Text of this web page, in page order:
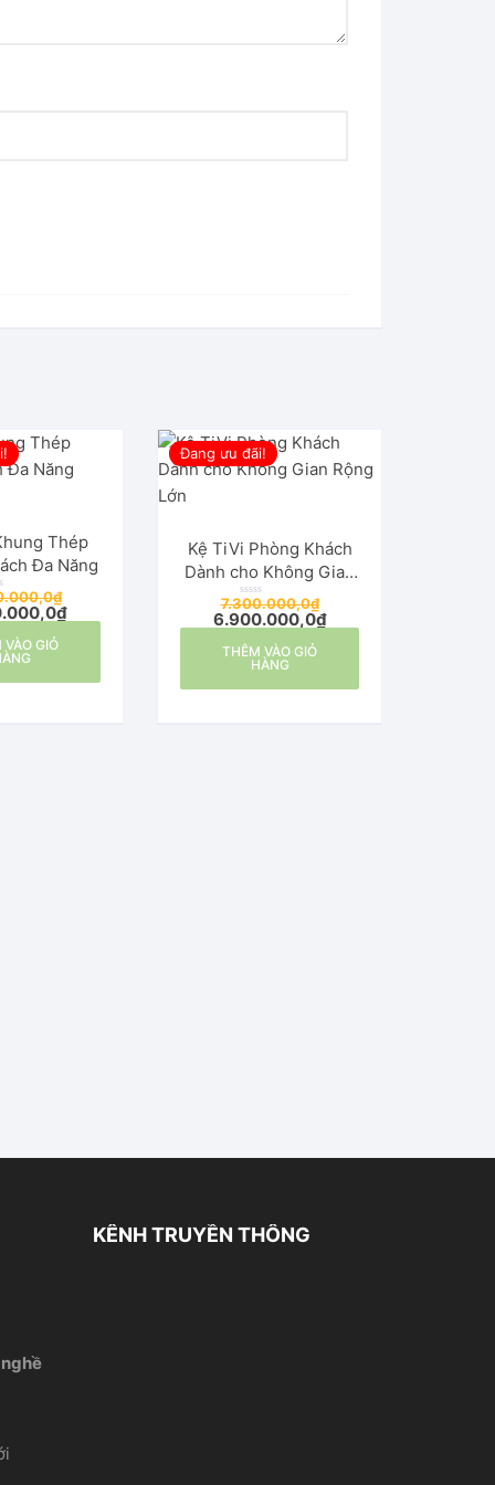
Thép
Đa Năng
₫
₫
VÀO GIỎ
Đang ưu đãi!
Kệ TiVi Phòng Khách
Dành cho Không Gian
Rộng Lớn
Đ
ư
ợ
x
ế
ạ
7.300.000,0₫
6.900.000,0₫
THÊM VÀO GIỎ
HÀNG
KÊNH TRUYỀN THÔNG